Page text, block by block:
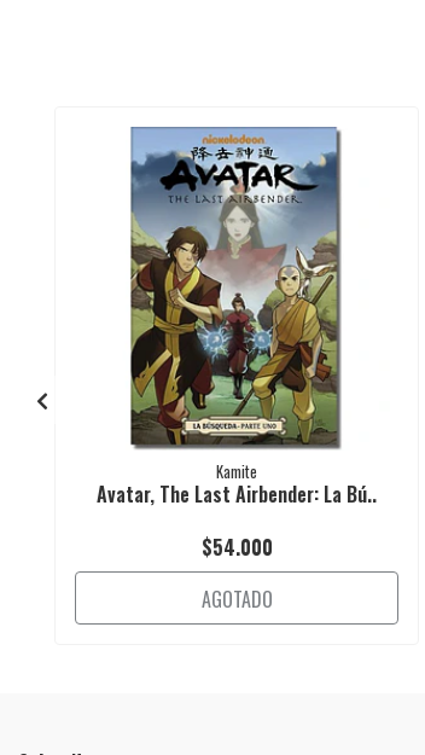
Kamite
Avatar, The Last Airbender: La Bú..
$54.000
AGOTADO